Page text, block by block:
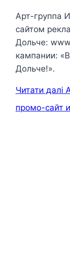
Арт-группа
сайтом
Дольче:
кампании:
Дольче!».
Читати далі
промо-сайт